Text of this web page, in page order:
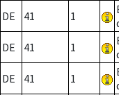
DE 41 1
DE 41 1
DE 41 1